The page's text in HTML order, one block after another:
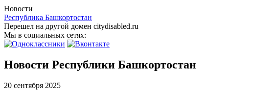
Новости
Республика Башкортостан
Перешел на другой домен citydisabled.ru
Мы в социальных сетях:
Новости Республики Башкортостан
20 сентября 2025